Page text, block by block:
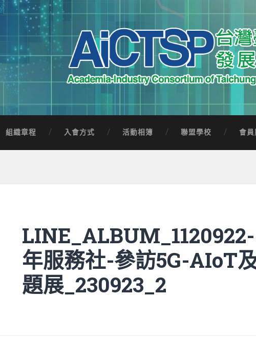
灣臺中軟體園區發展產
of Taichung Software Park in Taiwan
組織章程 入會方式 活動相簿 聯盟學校 會員
年服務社-參訪5G-AIoT
題展_230923_2